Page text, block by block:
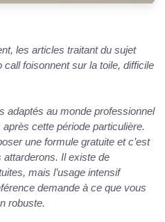
les articles traitant du sujet
foisonnent sur la toile, difficile
adaptés au monde professionnel
cette période particulière.
une formule gratuite et c’est
Il existe de
mais l’usage intensif
demande à ce que vous
robuste.